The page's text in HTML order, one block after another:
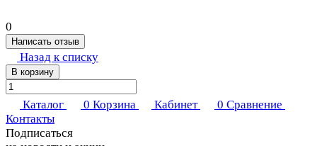
0
Написать отзыв
Назад к списку
В корзину
Каталог 0 Корзина Кабинет 0 Сравнение
Контакты
Подписаться